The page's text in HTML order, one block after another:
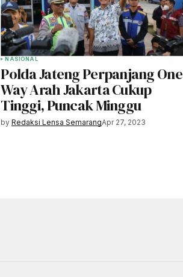
NASIONAL
Polda Jateng Perpanjang One
Way Arah Jakarta Cukup
Tinggi, Puncak Minggu
by Redaksi Lensa SemarangApr 27, 2023